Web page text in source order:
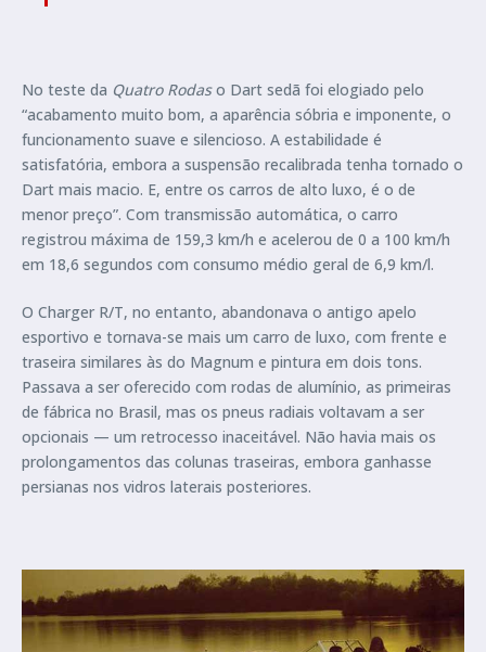
No teste da Quatro Rodaso Dart sedã foi elogiado pelo
“acabamento muito bom, a aparência sóbria e imponente, o
funcionamento suave e silencioso. A estabilidade é
satisfatória, embora a suspensão recalibrada tenha tornado o
Dart mais macio. E, entre os carros de alto luxo, é o de
menor preço”. Com transmissão automática, o carro
registrou máxima de 159,3 km/h e acelerou de 0 a 100 km/h
em 18,6 segundos com consumo médio geral de 6,9 km/l.
O Charger R/T, no entanto, abandonava o antigo apelo
esportivo e tornava-se mais um carro de luxo, com frente e
traseira similares às do Magnum e pintura em dois tons.
Passava a ser oferecido com rodas de alumínio, as primeiras
de fábrica no Brasil, mas os pneus radiais voltavam a ser
opcionais — um retrocesso inaceitável. Não havia mais os
prolongamentos das colunas traseiras, embora ganhasse
persianas nos vidros laterais posteriores.